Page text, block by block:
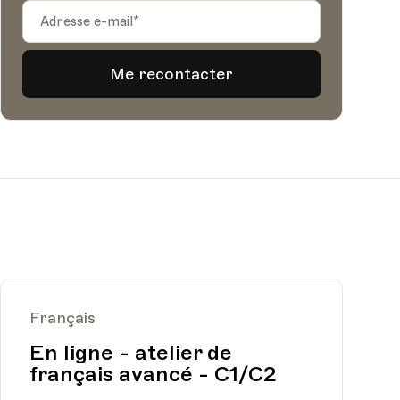
Français
En ligne - atelier de
français avancé - C1/C2